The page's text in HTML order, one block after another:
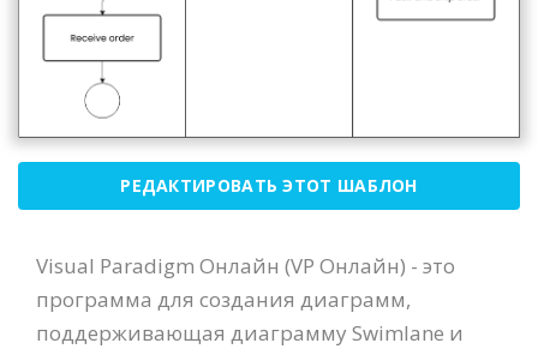
РЕДАКТИРОВАТЬ ЭТОТ ШАБЛОН
Visual Paradigm Онлайн (VP Онлайн) - это
программа для создания диаграмм,
поддерживающая диаграмму Swimlane и